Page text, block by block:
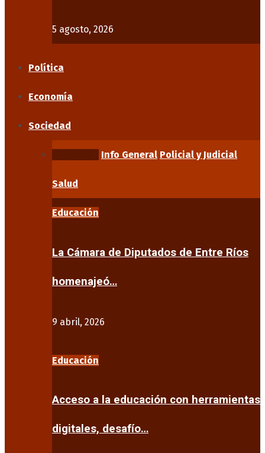
5 agosto, 2026
Política
Economía
Sociedad
Info General Policial y Judicial
Salud
Educación
La Cámara de Diputados de Entre Ríos
homenajeó…
9 abril, 2026
Educación
Acceso a la educación con herramientas
digitales, desafío…